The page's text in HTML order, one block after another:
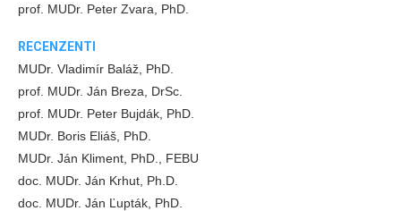
prof. MUDr. Peter Zvara, PhD.
RECENZENTI
MUDr. Vladimír Baláž, PhD.
prof. MUDr. Ján Breza, DrSc.
prof. MUDr. Peter Bujdák, PhD.
MUDr. Boris Eliáš, PhD.
MUDr. Ján Kliment, PhD., FEBU
doc. MUDr. Ján Krhut, Ph.D.
doc. MUDr. Ján Ľupták, PhD.